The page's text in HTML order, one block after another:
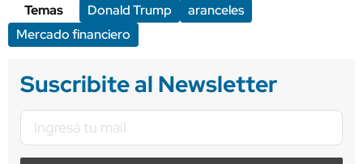
Temas
Donald Trump
aranceles
Mercado financiero
Suscribite al Newsletter